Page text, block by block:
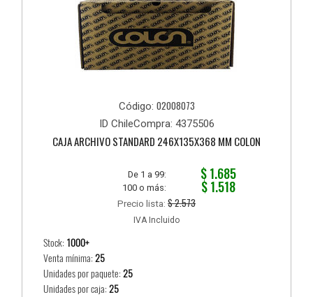
Código: 02008073
ID ChileCompra: 4375506
CAJA ARCHIVO STANDARD 246X135X368 MM COLON
De 1 a 99: $ 1.685
100 o más: $ 1.518
Precio lista: $ 2.573
IVA Incluido
Stock: 1000+
Venta mínima:25
Unidades por paquete:25
Unidades por caja:25